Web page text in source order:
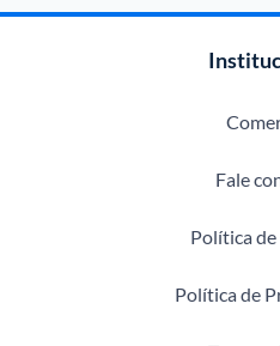
Fale
Política
Política de